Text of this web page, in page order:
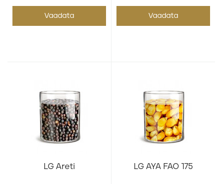
Vaadata Vaadata
LG Areti LG AYA FAO 175